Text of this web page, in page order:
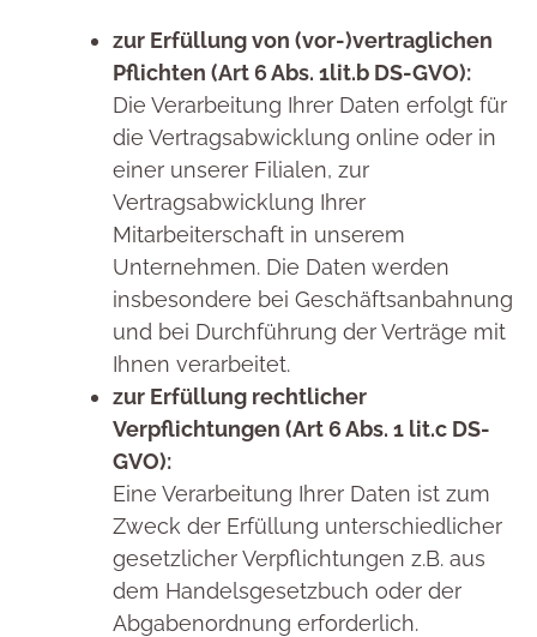
zur Erfüllung von (vor-)vertraglichen
Pflichten (Art 6 Abs. 1lit.b DS-GVO):
Die Verarbeitung Ihrer Daten erfolgt für
die Vertragsabwicklung online oder in
einer unserer Filialen, zur
Vertragsabwicklung Ihrer
Mitarbeiterschaft in unserem
Unternehmen. Die Daten werden
insbesondere bei Geschäftsanbahnung
und bei Durchführung der Verträge mit
Ihnen verarbeitet.
zur Erfüllung rechtlicher
Verpflichtungen (Art 6 Abs. 1 lit.c DS-
GVO):
Eine Verarbeitung Ihrer Daten ist zum
Zweck der Erfüllung unterschiedlicher
gesetzlicher Verpflichtungen z.B. aus
dem Handelsgesetzbuch oder der
Abgabenordnung erforderlich.